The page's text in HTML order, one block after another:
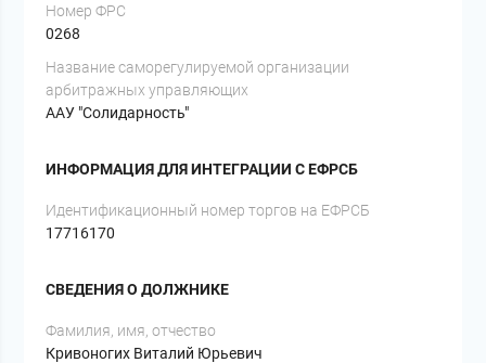
Номер ФРС
0268
Название саморегулируемой организации
арбитражных управляющих
ААУ "Солидарность"
ИНФОРМАЦИЯ ДЛЯ ИНТЕГРАЦИИ С ЕФРСБ
Идентификационный номер торгов на ЕФРСБ
17716170
СВЕДЕНИЯ О ДОЛЖНИКЕ
Фамилия, имя, отчество
Кривоногих Виталий Юрьевич